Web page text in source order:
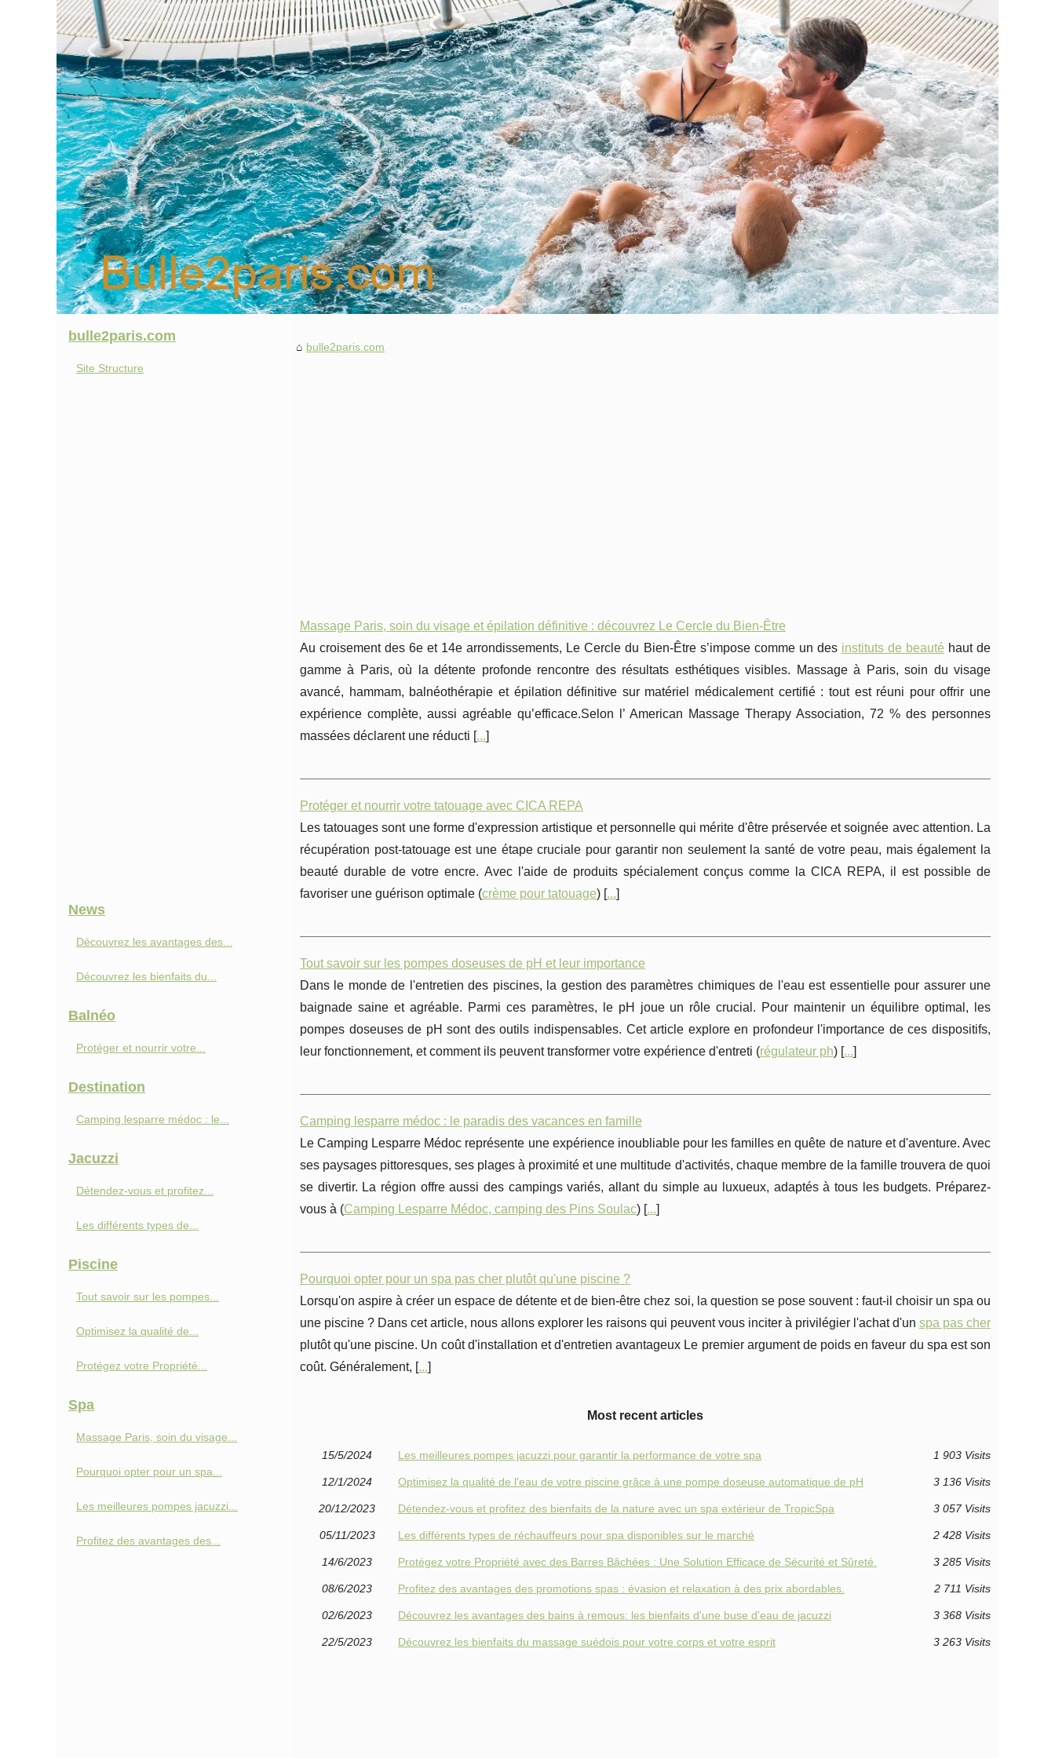
bulle2paris.com
Massage Paris, soin du visage et épilation définitive : découvrez Le Cercle du Bien-Être
Au croisement des 6e et 14e arrondissements, Le Cercle du Bien-Être s’impose comme un des instituts de beauté haut de
gamme à Paris, où la détente profonde rencontre des résultats esthétiques visibles. Massage à Paris, soin du visage
avancé, hammam, balnéothérapie et épilation définitive sur matériel médicalement certifié : tout est réuni pour offrir une
expérience complète, aussi agréable qu’efficace.Selon l’ American Massage Therapy Association, 72 % des personnes
massées déclarent une réducti [...]
Protéger et nourrir votre tatouage avec CICA REPA
Les tatouages sont une forme d'expression artistique et personnelle qui mérite d'être préservée et soignée avec attention. La
récupération post-tatouage est une étape cruciale pour garantir non seulement la santé de votre peau, mais également la
beauté durable de votre encre. Avec l'aide de produits spécialement conçus comme la CICA REPA, il est possible de
favoriser une guérison optimale (crème pour tatouage) [...]
Tout savoir sur les pompes doseuses de pH et leur importance
Dans le monde de l'entretien des piscines, la gestion des paramètres chimiques de l'eau est essentielle pour assurer une
baignade saine et agréable. Parmi ces paramètres, le pH joue un rôle crucial. Pour maintenir un équilibre optimal, les
pompes doseuses de pH sont des outils indispensables. Cet article explore en profondeur l'importance de ces dispositifs,
leur fonctionnement, et comment ils peuvent transformer votre expérience d'entreti (régulateur ph) [...]
Camping lesparre médoc : le paradis des vacances en famille
Le Camping Lesparre Médoc représente une expérience inoubliable pour les familles en quête de nature et d'aventure. Avec
ses paysages pittoresques, ses plages à proximité et une multitude d'activités, chaque membre de la famille trouvera de quoi
se divertir. La région offre aussi des campings variés, allant du simple au luxueux, adaptés à tous les budgets. Préparez-
vous à (Camping Lesparre Médoc, camping des Pins Soulac) [...]
Pourquoi opter pour un spa pas cher plutôt qu'une piscine ?
Lorsqu'on aspire à créer un espace de détente et de bien-être chez soi, la question se pose souvent : faut-il choisir un spa ou
une piscine ? Dans cet article, nous allons explorer les raisons qui peuvent vous inciter à privilégier l'achat d'un spa pas cher
plutôt qu'une piscine. Un coût d'installation et d'entretien avantageux Le premier argument de poids en faveur du spa est son
coût. Généralement, [...]
Most recent articles
15/5/2024 Les meilleures pompes jacuzzi pour garantir la performance de votre spa 1 903 Visits
12/1/2024 Optimisez la qualité de l'eau de votre piscine grâce à une pompe doseuse automatique de pH 3 136 Visits
20/12/2023 Détendez-vous et profitez des bienfaits de la nature avec un spa extérieur de TropicSpa 3 057 Visits
05/11/2023 Les différents types de réchauffeurs pour spa disponibles sur le marché 2 428 Visits
14/6/2023 Protégez votre Propriété avec des Barres Bâchées : Une Solution Efficace de Sécurité et Sûreté. 3 285 Visits
08/6/2023 Profitez des avantages des promotions spas : évasion et relaxation à des prix abordables. 2 711 Visits
02/6/2023 Découvrez les avantages des bains à remous: les bienfaits d'une buse d'eau de jacuzzi 3 368 Visits
22/5/2023 Découvrez les bienfaits du massage suédois pour votre corps et votre esprit 3 263 Visits
bulle2paris.com
Site Structure
News
Découvrez les avantages des...
Découvrez les bienfaits du...
Balnéo
Protéger et nourrir votre...
Destination
Camping lesparre médoc : le...
Jacuzzi
Détendez-vous et profitez...
Les différents types de...
Piscine
Tout savoir sur les pompes...
Optimisez la qualité de...
Protégez votre Propriété...
Spa
Massage Paris, soin du visage...
Pourquoi opter pour un spa...
Les meilleures pompes jacuzzi...
Profitez des avantages des...